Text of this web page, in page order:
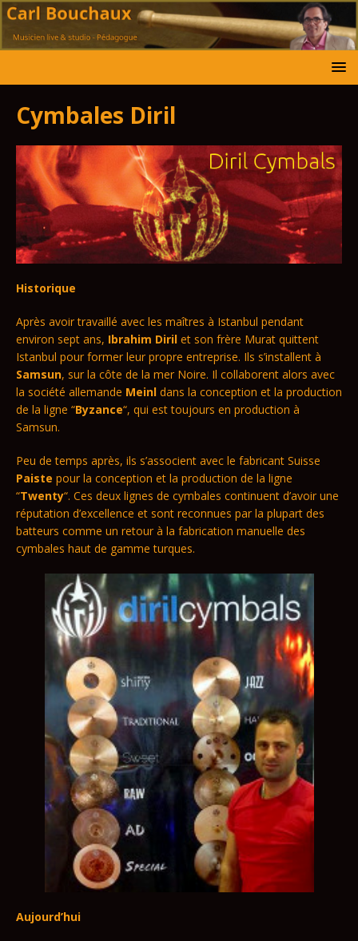
Cymbales Diril
Historique
Après avoir travaillé avec les maîtres à Istanbul pendant
environ sept ans, Ibrahim Diril et son frère Murat quittent
Istanbul pour former leur propre entreprise. Ils s’installent à
Samsun, sur la côte de la mer Noire. Il collaborent alors avec
la société allemande Meinl dans la conception et la production
de la ligne “Byzance“, qui est toujours en production à
Samsun.
Peu de temps après, ils s’associent avec le fabricant Suisse
Paiste pour la conception et la production de la ligne
“Twenty“. Ces deux lignes de cymbales continuent d’avoir une
réputation d’excellence et sont reconnues par la plupart des
batteurs comme un retour à la fabrication manuelle des
cymbales haut de gamme turques.
Aujourd’hui